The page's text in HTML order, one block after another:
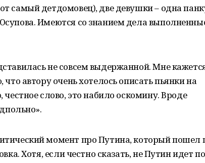
самый детдомовец), две девушки – одна
Имеются со знанием дела
не совсем выдержанной. Мне
автору очень хотелось описать пьянки на
слово, это набило оскомину. Вроде
момент про Путина, который пошел
Хотя, если честно сказать, не Путин идет по